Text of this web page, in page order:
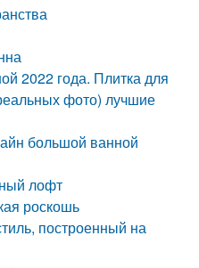
2022 года. Плитка для
фото) лучшие
большой ванной
лофт
роскошь
построенный на